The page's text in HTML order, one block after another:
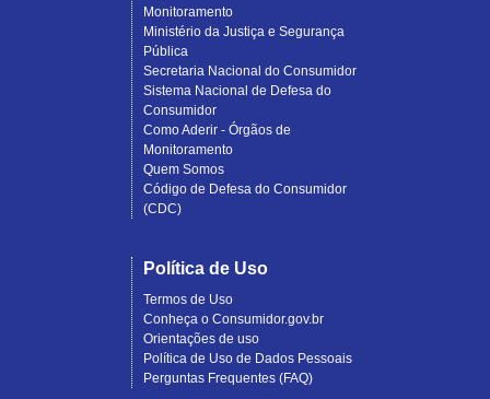
Monitoramento
Ministério da Justiça e Segurança
Pública
Secretaria Nacional do Consumidor
Sistema Nacional de Defesa do
Consumidor
Como Aderir - Órgãos de
Monitoramento
Quem Somos
Código de Defesa do Consumidor
(CDC)
Política de Uso
Termos de Uso
Conheça o Consumidor.gov.br
Orientações de uso
Política de Uso de Dados Pessoais
Perguntas Frequentes (FAQ)